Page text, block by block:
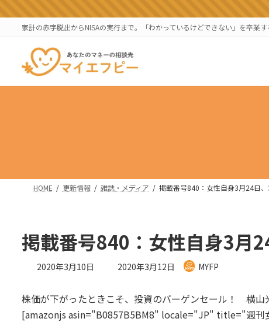
ン
ス
ビ
ン
家計の赤字脱出からNISAの実行まで。「わかっているけどできない」を卒業す
HOME 更新情報 雑誌・メディア 掲載番号840：女性自身3月24日
掲載番号840：女性自身3月
2020年3月10日
最
新
日
時
2020年3月12日 MYFP
株価が下がったときこそ、投資のバーゲンセール！ 横山
[amazonjs asin="B0857B5BM8" locale="JP" title="週刊